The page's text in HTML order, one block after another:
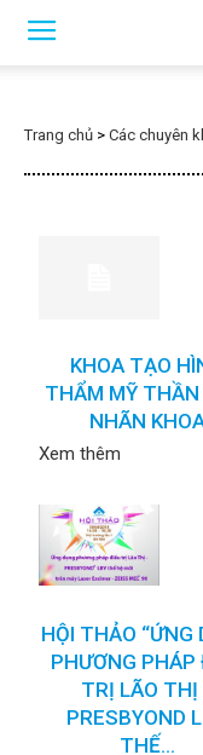
Trang chủ > Các chuyên
KHOA TẠO
THẨM MỸ THẦN
NHÃN
Xem thêm
HỘI THẢO “ỨNG
PHƯƠNG PHÁP
TRỊ LÃO THỊ
PRESBYOND
THẾ...